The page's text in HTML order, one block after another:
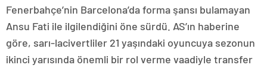
Fenerbahçe’nin Barcelona’da forma şansı bulamayan
Ansu Fati ile ilgilendiğini öne sürdü. AS’ın haberine
göre, sarı-lacivertliler 21 yaşındaki oyuncuya sezonun
ikinci yarısında önemli bir rol verme vaadiyle transfer